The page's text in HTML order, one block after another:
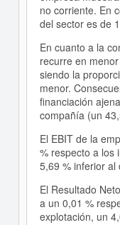
no corriente. En
del sector es de
En cuanto a la
recurre en
siendo la
menor.
financiación
compañía (un
El EBIT de la
% respecto a los
5,69 % inferior al
El Resultado
a un 0,01 %
explotación, un